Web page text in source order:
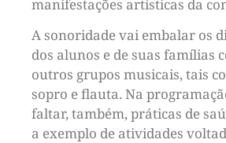
manifestações artísticas da
A sonoridade vai embalar os
dos alunos e de suas famílias
outros grupos musicais, tais
sopro e flauta. Na
faltar, também, práticas de
a exemplo de atividades